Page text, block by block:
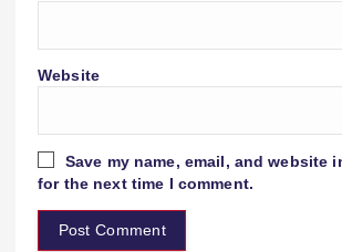
Website
Save my name, email, and website
for the next time I comment.